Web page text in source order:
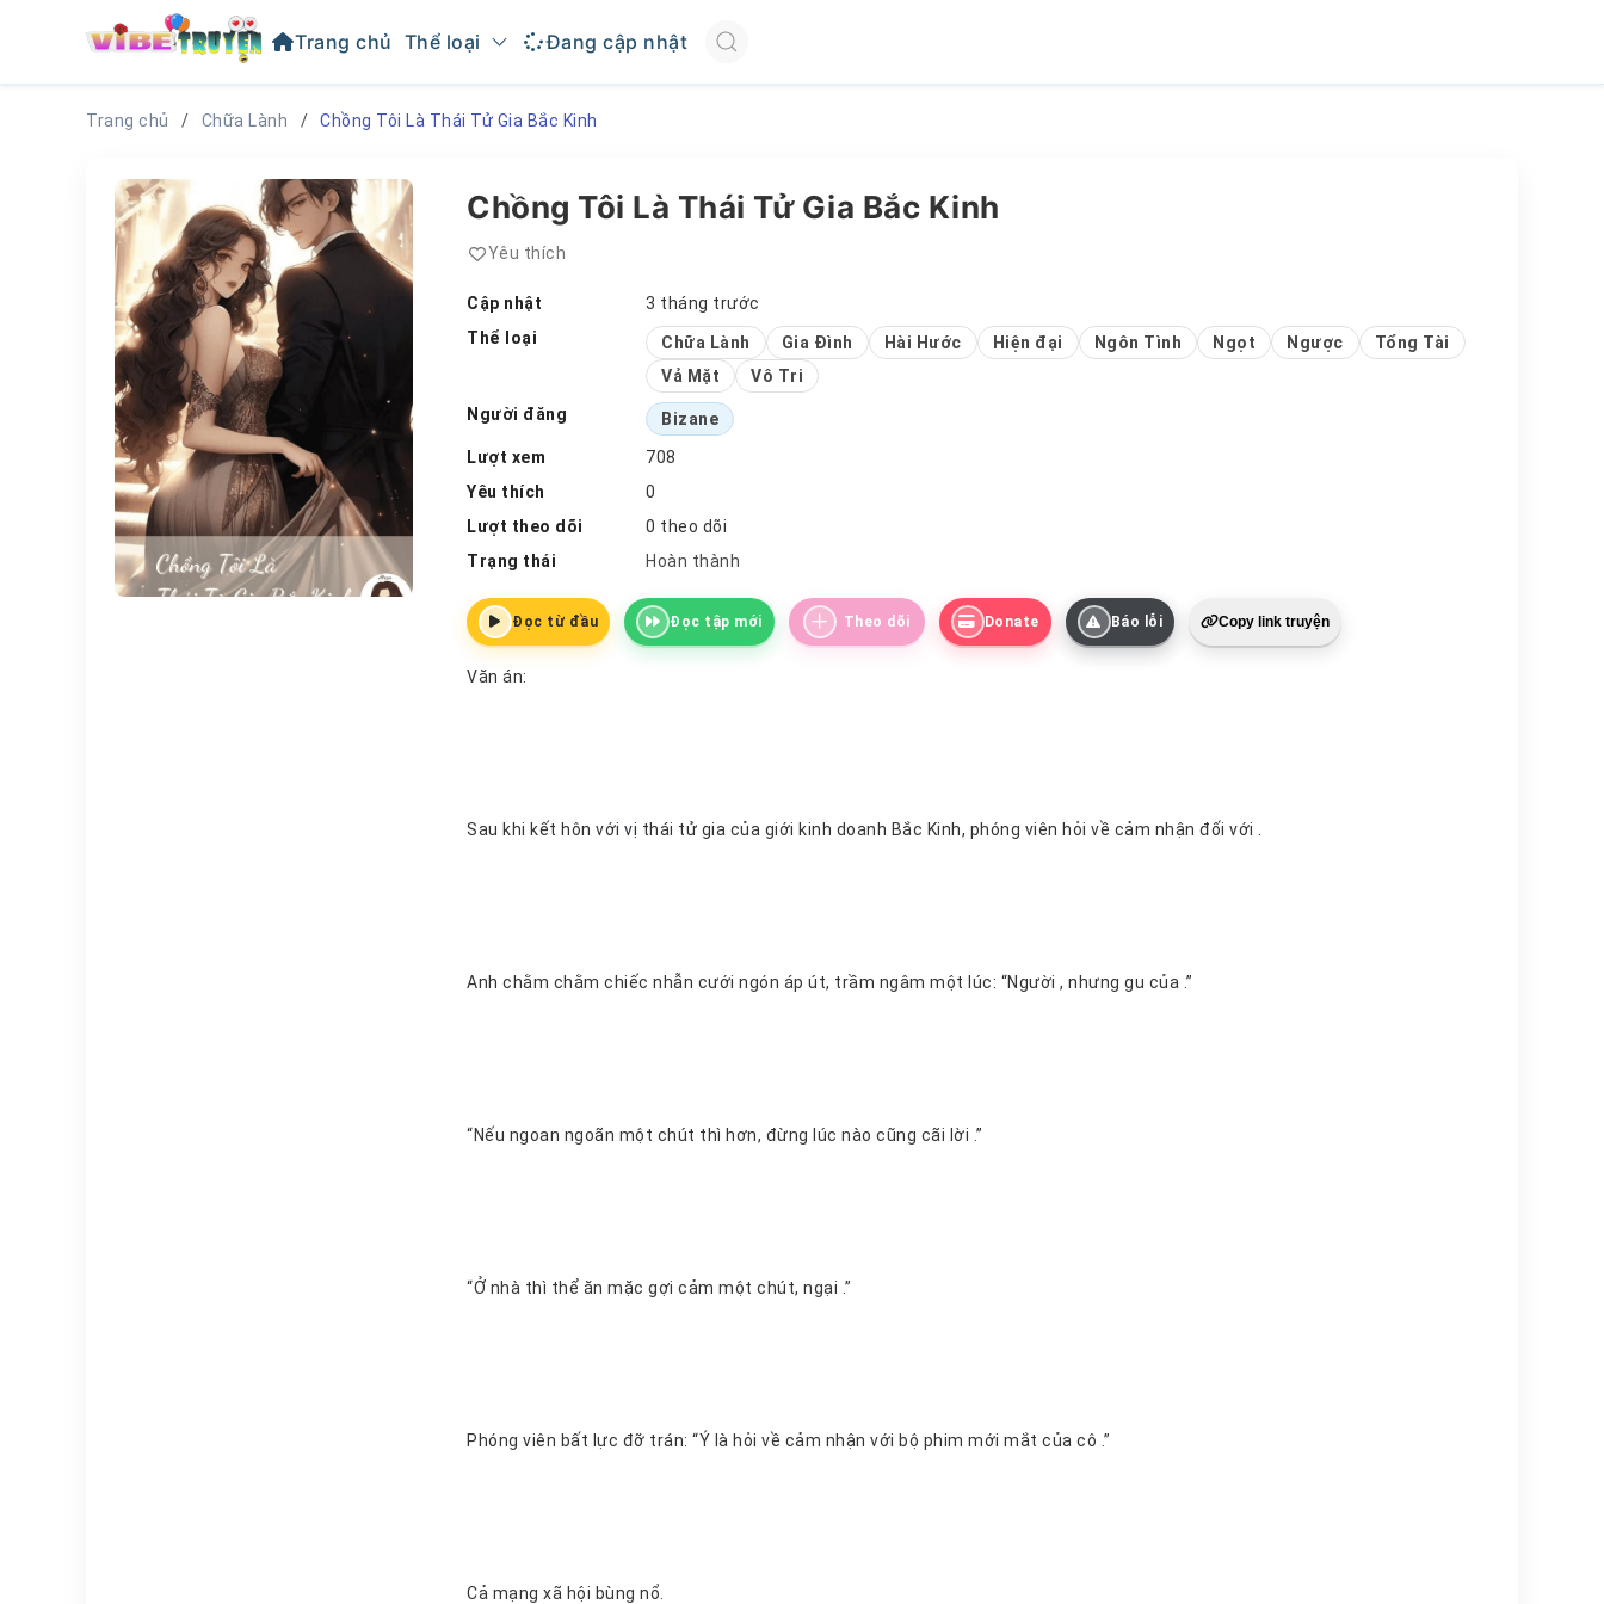
Trang chủ Thể loại Đang cập nhật
Trang chủ Chữa Lành Chồng Tôi Là Thái Tử Gia Bắc Kinh
Chồng Tôi Là Thái Tử Gia Bắc Kinh
Yêu thích
Cập nhật
3 tháng trước
Thể loại
Chữa Lành Gia Đình Hài Hước Hiện đại Ngôn Tình Ngọt Ngược
Tổng Tài
Vả Mặt
Vô Tri
Người đăng
Bizane
Lượt xem
708
Yêu thích
0
Lượt theo dõi
0 theo dõi
Trạng thái
Hoàn thành
Đọc từ đầu Đọc tập mới Theo dõi Donate Báo lỗi Copy link truyện
Văn án:
Sau khi kết hôn với vị thái tử gia của giới kinh doanh Bắc Kinh, phóng viên hỏi về cảm nhận đối với .
Anh chằm chằm chiếc nhẫn cưới ngón áp út, trầm ngâm một lúc: “Người , nhưng gu của .”
“Nếu ngoan ngoãn một chút thì hơn, đừng lúc nào cũng cãi lời .”
“Ở nhà thì thể ăn mặc gợi cảm một chút, ngại .”
Phóng viên bất lực đỡ trán: “Ý là hỏi về cảm nhận với bộ phim mới mắt của cô .”
Cả mạng xã hội bùng nổ.